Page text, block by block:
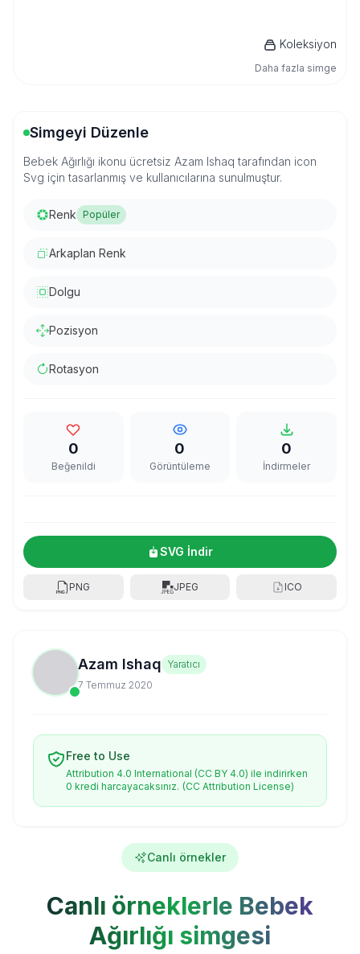
Koleksiyon
Daha fazla simge
Simgeyi Düzenle
Bebek Ağırlığı ikonu ücretsiz Azam Ishaq tarafından icon
Svg için tasarlanmış ve kullanıcılarına sunulmuştur.
Renk Popüler
Arkaplan Renk
Dolgu
Pozisyon
Rotasyon
0
Beğenildi
0
Görüntüleme
0
İndirmeler
SVG İndir
PNG JPEG ICO
Azam Ishaq Yaratıcı
7 Temmuz 2020
Free to Use
Attribution 4.0 International (CC BY 4.0) ile indirirken
0 kredi harcayacaksınız. (CC Attribution License)
Canlı örnekler
Canlı örneklerle Bebek
Ağırlığı simgesi